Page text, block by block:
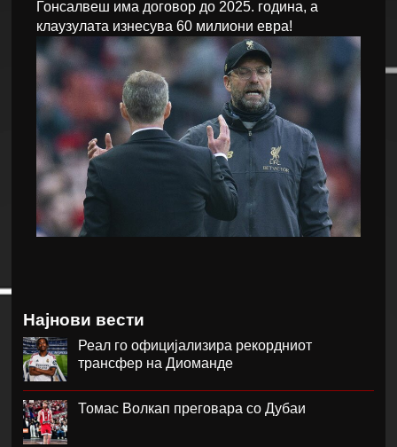
Гонсалвеш има договор до 2025. година, а
клаузулата изнесува 60 милиони евра!
Најнови вести
Реал го официјализира рекордниот
трансфер на Диоманде
Томас Волкап преговара со Дубаи